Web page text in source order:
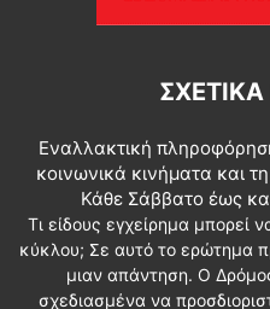
Εναλλακτική
κοινωνικά κινήματα και
Κάθε Σάββατο έως
Τι είδους εγχείρημα μπορεί
κύκλου; Σε αυτό το ερώτημα
μιαν απάντηση. Ο
σχεδιασμένα να